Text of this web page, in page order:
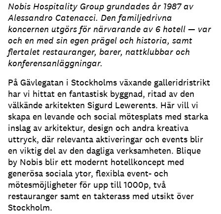
Nobis Hospitality Group grundades år 1987 av
Alessandro Catenacci. Den familjedrivna
koncernen utgörs för närvarande av 6 hotell — var
och en med sin egen prägel och historia, samt
flertalet restauranger, barer, nattklubbar och
konferensanläggningar.
På Gävlegatan i Stockholms växande galleridristrikt
har vi hittat en fantastisk byggnad, ritad av den
välkände arkitekten Sigurd Lewerents. Här vill vi
skapa en levande och social mötesplats med starka
inslag av arkitektur, design och andra kreativa
uttryck, där relevanta aktiveringar och events blir
en viktig del av den dagliga verksamheten. Blique
by Nobis blir ett modernt hotellkoncept med
generösa sociala ytor, flexibla event- och
mötesmöjligheter för upp till 1000p, två
restauranger samt en takterass med utsikt över
Stockholm.